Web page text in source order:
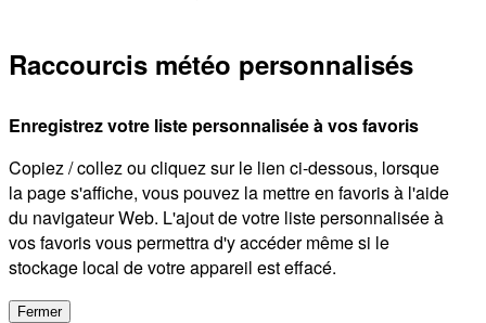
Raccourcis météo personnalisés
Enregistrez votre liste personnalisée à vos favoris
Copiez / collez ou cliquez sur le lien ci-dessous, lorsque
la page s'affiche, vous pouvez la mettre en favoris à l'aide
du navigateur Web. L'ajout de votre liste personnalisée à
vos favoris vous permettra d'y accéder même si le
stockage local de votre appareil est effacé.
Fermer